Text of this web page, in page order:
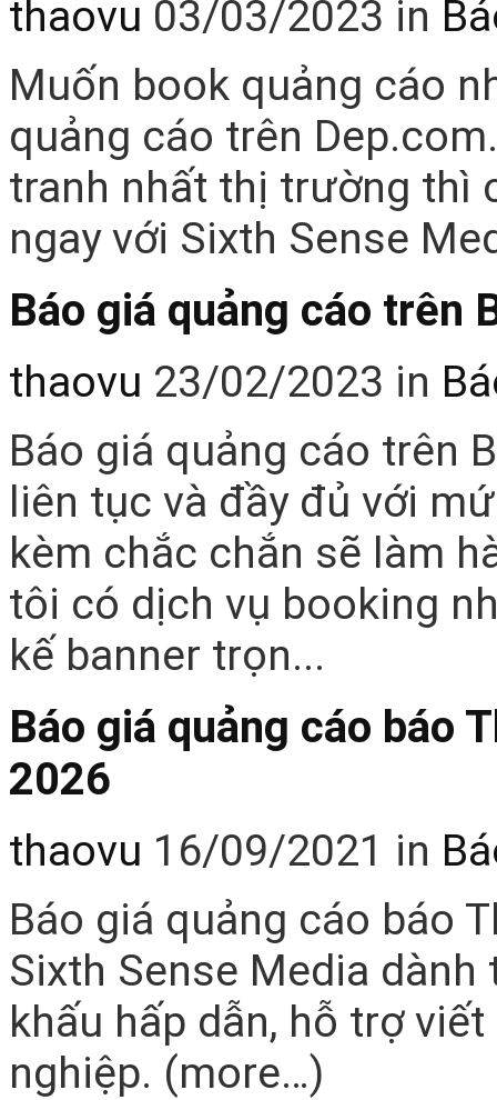
thaovu 03/03/2023 in
Muốn book quảng cáo
quảng cáo trên
tranh nhất thị trường thì
ngay với Sixth Sense
Báo giá quảng cáo trên
thaovu 23/02/2023 in
Báo giá quảng cáo trên
liên tục và đầy đủ với
kèm chắc chắn sẽ làm
tôi có dịch vụ booking
kế banner trọn...
Báo giá quảng cáo báo
2026
thaovu 16/09/2021 in
Báo giá quảng cáo báo
Sixth Sense Media
khấu hấp dẫn, hỗ trợ
nghiệp. (more…)